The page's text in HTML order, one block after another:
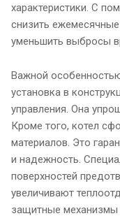
характеристики. С
снизить
уменьшить выбросы
Важной
установка в
управления. Она
Кроме того, котел
материалов. Это
и надежность.
поверхностей
увеличивают
защитные механизмы